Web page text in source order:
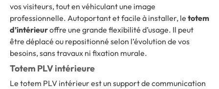
vos visiteurs, tout en véhiculant une image
professionnelle. Autoportant et facile à installer, le totem
d’intérieuroffre une grande flexibilité d’usage. Il peut
être déplacé ou repositionné selon l’évolution de vos
besoins, sans travaux ni fixation murale.
Totem PLV intérieure
Le totem PLV intérieur est un support de communication